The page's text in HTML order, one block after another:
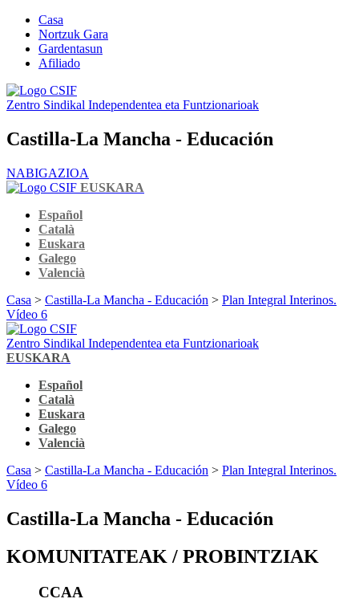
Casa
Nortzuk Gara
Gardentasun
Afiliado
Zentro Sindikal Independentea eta Funtzionarioak
Castilla-La Mancha - Educación
NABIGAZIOA
EUSKARA
Español
Català
Euskara
Galego
Valencià
Casa > Castilla-La Mancha - Educación > Plan Integral Interinos.
Vídeo 6
Zentro Sindikal Independentea eta Funtzionarioak
EUSKARA
Español
Català
Euskara
Galego
Valencià
Casa > Castilla-La Mancha - Educación > Plan Integral Interinos.
Vídeo 6
Castilla-La Mancha - Educación
KOMUNITATEAK / PROBINTZIAK
CCAA